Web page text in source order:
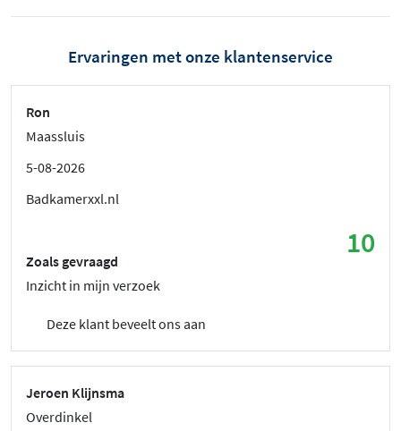
Ervaringen met onze klantenservice
Ron
Maassluis
5-08-2026
Badkamerxxl.nl
10
Zoals gevraagd
Inzicht in mijn verzoek
Deze klant beveelt ons aan
Jeroen Klijnsma
Overdinkel